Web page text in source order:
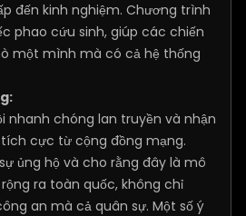
đến kinh nghiệm. Chương trình
phao cứu sinh, giúp các chiến
một mình mà có cả hệ thống
nhanh chóng lan truyền và nhận
cực từ cộng đồng mạng.
ủng hộ và cho rằng đây là mô
ra toàn quốc, không chỉ
an mà cả quân sự. Một số ý